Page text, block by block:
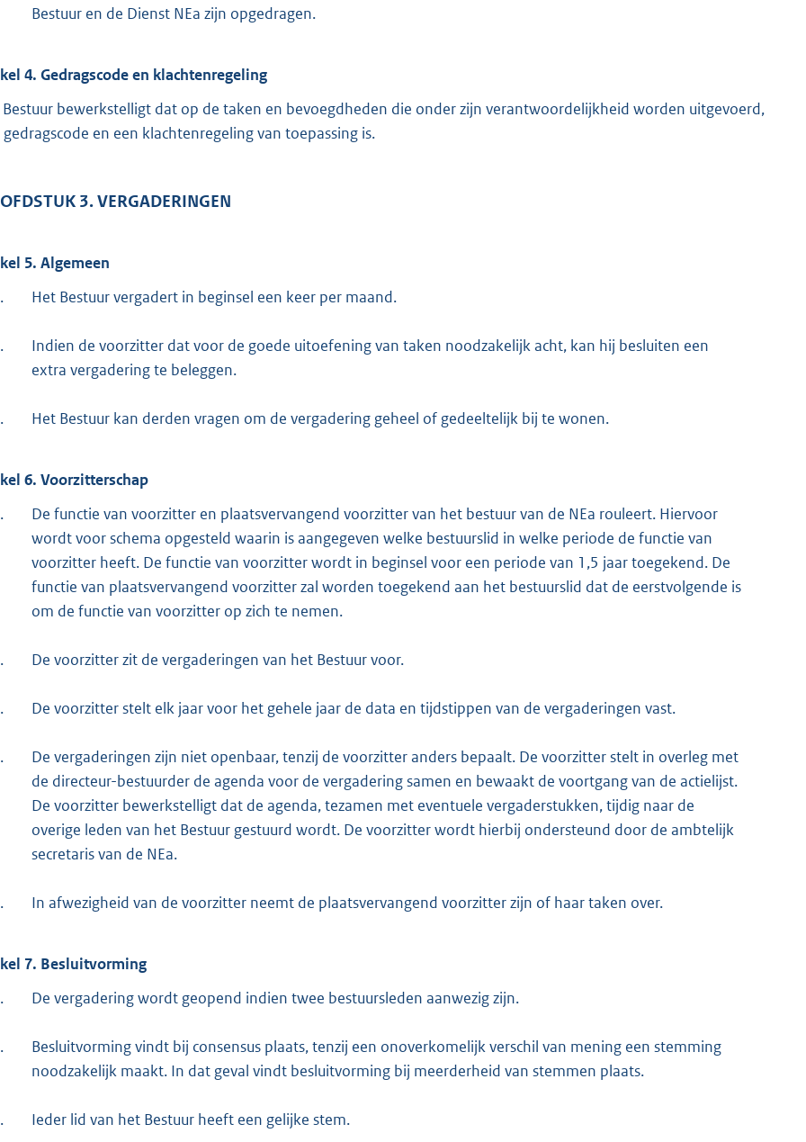
Bestuur en de Dienst NEa zijn opgedragen.
4. Gedragscode en klachtenregeling
Bestuur bewerkstelligt dat op de taken en bevoegdheden die onder zijn verantwoordelijkheid worden uitgevoerd,
gedragscode en een klachtenregeling van toepassing is.
3. VERGADERINGEN
5. Algemeen
Het Bestuur vergadert in beginsel een keer per maand.
Indien de voorzitter dat voor de goede uitoefening van taken noodzakelijk acht, kan hij besluiten een
extra vergadering te beleggen.
Het Bestuur kan derden vragen om de vergadering geheel of gedeeltelijk bij te wonen.
6. Voorzitterschap
De functie van voorzitter en plaatsvervangend voorzitter van het bestuur van de NEa rouleert. Hiervoor
wordt voor schema opgesteld waarin is aangegeven welke bestuurslid in welke periode de functie van
voorzitter heeft. De functie van voorzitter wordt in beginsel voor een periode van 1,5 jaar toegekend. De
functie van plaatsvervangend voorzitter zal worden toegekend aan het bestuurslid dat de eerstvolgende is
om de functie van voorzitter op zich te nemen.
De voorzitter zit de vergaderingen van het Bestuur voor.
De voorzitter stelt elk jaar voor het gehele jaar de data en tijdstippen van de vergaderingen vast.
De vergaderingen zijn niet openbaar, tenzij de voorzitter anders bepaalt. De voorzitter stelt in overleg met
de directeur-bestuurder de agenda voor de vergadering samen en bewaakt de voortgang van de actielijst.
De voorzitter bewerkstelligt dat de agenda, tezamen met eventuele vergaderstukken, tijdig naar de
overige leden van het Bestuur gestuurd wordt. De voorzitter wordt hierbij ondersteund door de ambtelijk
secretaris van de NEa.
In afwezigheid van de voorzitter neemt de plaatsvervangend voorzitter zijn of haar taken over.
7. Besluitvorming
De vergadering wordt geopend indien twee bestuursleden aanwezig zijn.
Besluitvorming vindt bij consensus plaats, tenzij een onoverkomelijk verschil van mening een stemming
noodzakelijk maakt. In dat geval vindt besluitvorming bij meerderheid van stemmen plaats.
Ieder lid van het Bestuur heeft een gelijke stem.